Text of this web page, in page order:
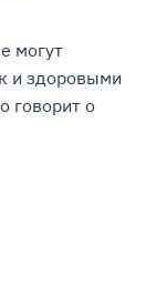
могут
и здоровыми
говорит о